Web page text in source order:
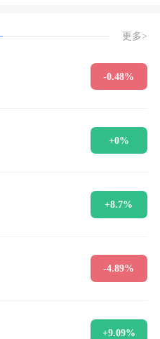
更多>
-0.48%
+0%
+8.7%
-4.89%
+9.09%